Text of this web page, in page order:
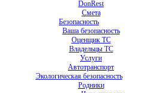
DonRest
Смета
Безопасность
Ваша безопасность
Оценщик ТС
Владельцы ТС
Услуги
Автотранспорт
Экологическая безопасность
Родники